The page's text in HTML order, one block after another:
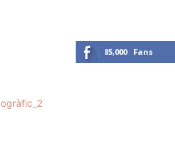
85,000 Fans